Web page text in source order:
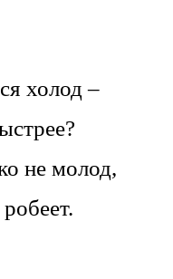
холод –
не молод,